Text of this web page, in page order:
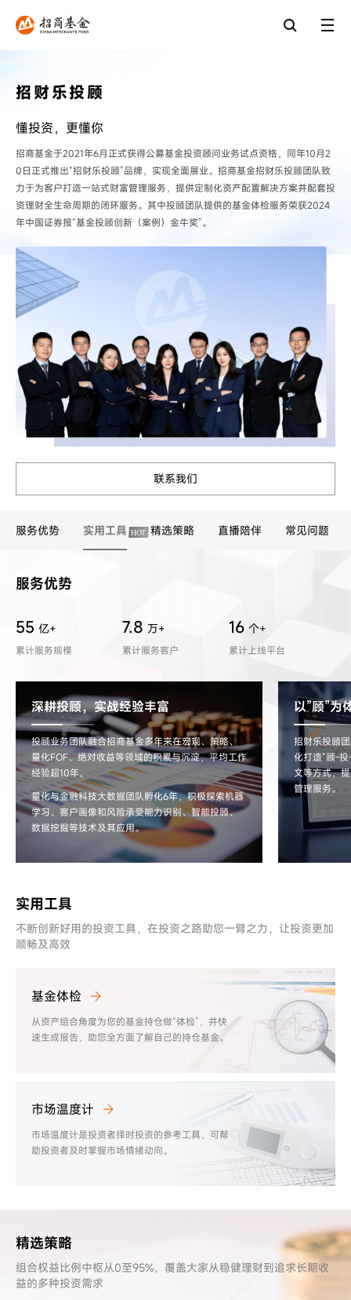
招财乐投顾
懂投资，更懂你
招商基金于2021年6月正式获得公募基金投资顾问业务试点资格，同年10月2
0日正式推出“招财乐投顾”品牌，实现全面展业。招商基金招财乐投顾团队致
力于为客户打造一站式财富管理服务，提供定制化资产配置解决方案并配套投
资理财全生命周期的闭环服务。其中投顾团队提供的基金体检服务荣获2024
年中国证券报“基金投顾创新（案例）金牛奖”。
联系我们
服务优势 实用工具 精选策略 直播陪伴 常见问题
服务优势
55 亿+
累计服务规模
7.8 万+
累计服务客户
16 个+
累计上线平台
深耕投顾，实战经验丰富
投顾业务团队融合招商基金多年来在宏观、策略、
量化FOF、绝对收益等领域的积累与沉淀，平均工作
经验超10年。
量化与金融科技大数据团队孵化6年，积极探索机器
学习、客户画像和风险承受能力识别、智能投顾、
数据挖掘等技术及其应用。
以”顾”为
招财乐投顾
化打造“顾-
文等方式，
管理服务。
实用工具
不断创新好用的投资工具，在投资之路助您一臂之力，让投资更加
顺畅及高效
基金体检
从资产组合角度为您的基金持仓做“体检”，并快
速生成报告，助您全方面了解自己的持仓基金。
市场温度计
市场温度计是投资者择时投资的参考工具，可帮
助投资者及时掌握市场情绪动向。
精选策略
组合权益比例中枢从0至95%，覆盖大家从稳健理财到追求长期收
益的多种投资需求